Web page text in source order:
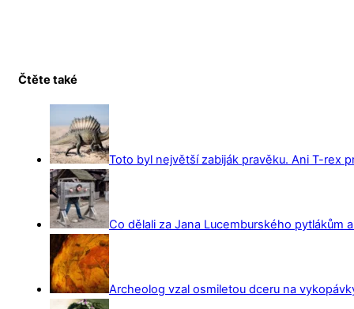
Čtěte také
Toto byl největší zabiják pravěku. Ani T-rex
Co dělali za Jana Lucemburského pytlákům
Archeolog vzal osmiletou dceru na